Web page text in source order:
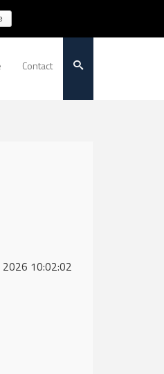
Contact
2026 10:02:02